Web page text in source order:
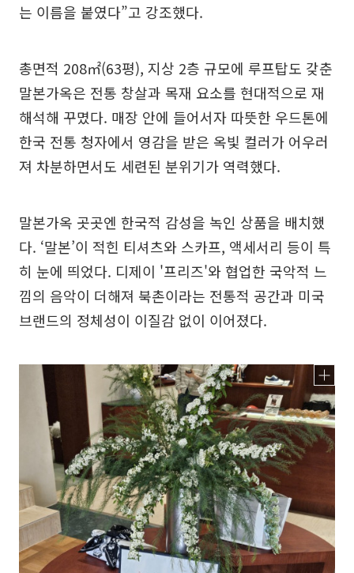
는 이름을 붙였다”고 강조했다.
총면적 208㎡(63평), 지상 2층 규모에 루프탑도 갖춘
말본가옥은 전통 창살과 목재 요소를 현대적으로 재
해석해 꾸몄다. 매장 안에 들어서자 따뜻한 우드톤에
한국 전통 청자에서 영감을 받은 옥빛 컬러가 어우러
져 차분하면서도 세련된 분위기가 역력했다.
말본가옥 곳곳엔 한국적 감성을 녹인 상품을 배치했
다. ‘말본’이 적힌 티셔츠와 스카프, 액세서리 등이 특
히 눈에 띄었다. 디제이 '프리즈'와 협업한 국악적 느
낌의 음악이 더해져 북촌이라는 전통적 공간과 미국
브랜드의 정체성이 이질감 없이 이어졌다.